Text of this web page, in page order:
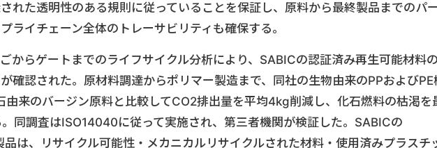
れた透明性のある規則に従っていることを保証し、原料から最終製品までのパ
ライチェーン全体のトレーサビリティも確保する。
からゲートまでのライフサイクル分析により、SABICの認証済み再生可能材料
確認された。原材料調達からポリマー製造まで、同社の生物由来のPPおよびPE
由来のバージン原料と比較してCO2排出量を平均4kg削減し、化石燃料の枯渇を
同調査はISO14040に従って実施され、第三者機関が検証した。SABICの
は、リサイクル可能性・メカニカルリサイクルされた材料・使用済みプラスチ